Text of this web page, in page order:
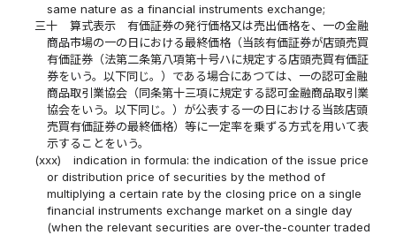
same nature as a financial instruments exchange;
三十
算式表示 有価証券の発行価格又は売出価格を、一の金融
商品市場の一の日における最終価格（当該有価証券が店頭売買
有価証券（法第二条第八項第十号ハに規定する店頭売買有価証
券をいう。以下同じ。）である場合にあつては、一の認可金融
商品取引業協会（同条第十三項に規定する認可金融商品取引業
協会をいう。以下同じ。）が公表する一の日における当該店頭
売買有価証券の最終価格）等に一定率を乗ずる方式を用いて表
示することをいう。
(xxx)
indication in formula: the indication of the issue price
or distribution price of securities by the method of
multiplying a certain rate by the closing price on a single
financial instruments exchange market on a single day
(when the relevant securities are over-the-counter traded